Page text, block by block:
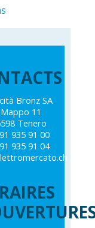
Bronz SA
11
Tenero
935 91 00
935 91 04